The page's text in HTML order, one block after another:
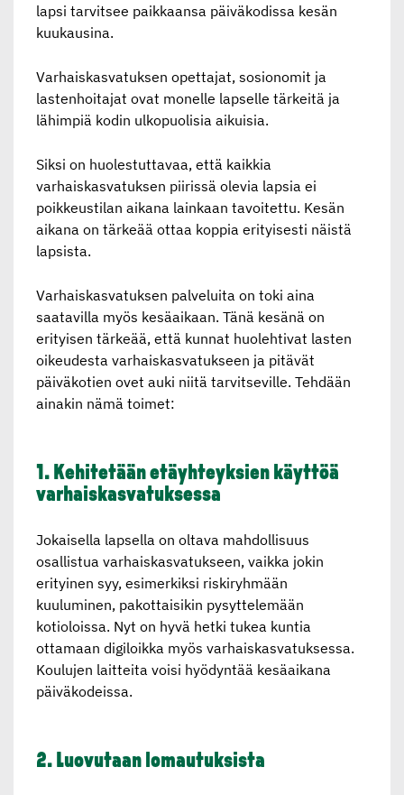
lapsi tarvitsee paikkaansa päiväkodissa kesän
kuukausina.
Varhaiskasvatuksen opettajat, sosionomit ja
lastenhoitajat ovat monelle lapselle tärkeitä ja
lähimpiä kodin ulkopuolisia aikuisia.
Siksi on huolestuttavaa, että kaikkia
varhaiskasvatuksen piirissä olevia lapsia ei
poikkeustilan aikana lainkaan tavoitettu. Kesän
aikana on tärkeää ottaa koppia erityisesti näistä
lapsista.
Varhaiskasvatuksen palveluita on toki aina
saatavilla myös kesäaikaan. Tänä kesänä on
erityisen tärkeää, että kunnat huolehtivat lasten
oikeudesta varhaiskasvatukseen ja pitävät
päiväkotien ovet auki niitä tarvitseville. Tehdään
ainakin nämä toimet:
1. Kehitetään etäyhteyk­sien käyttöä
varhais­kas­va­tuk­sessa
Jokaisella lapsella on oltava mahdollisuus
osallistua varhaiskasvatukseen, vaikka jokin
erityinen syy, esimerkiksi riskiryhmään
kuuluminen, pakottaisikin pysyttelemään
kotioloissa. Nyt on hyvä hetki tukea kuntia
ottamaan digiloikka myös varhaiskasvatuksessa.
Koulujen laitteita voisi hyödyntää kesäaikana
päiväkodeissa.
2. Luovutaan lomautuk­sista